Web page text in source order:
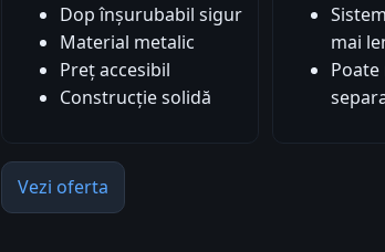
Dop înșurubabil sigur
Material metalic
Preț accesibil
Construcție solidă
mai
Vezi oferta